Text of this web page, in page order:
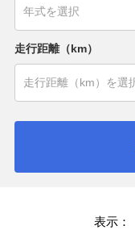
走行距離（km）
表示：